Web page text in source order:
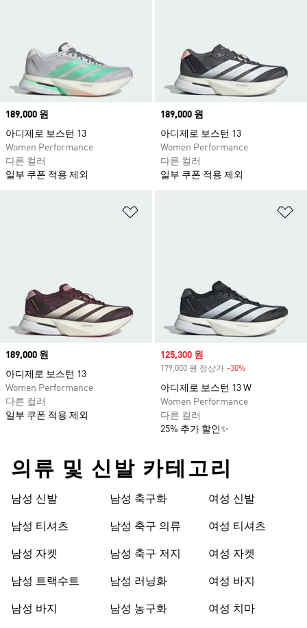
Price
189,000 원
아디제로 보스턴 13
Women Performance
다른 컬러
일부 쿠폰 적용 제외
Price
189,000 원
아디제로 보스턴 13
Women Performance
다른 컬러
일부 쿠폰 적용 제외
Price
189,000 원
아디제로 보스턴 13
Women Performance
다른 컬러
일부 쿠폰 적용 제외
Sale price
125,300 원
179,000 원 정상가 -30%
아디제로 보스턴 13 W
Women Performance
다른 컬러
25% 추가 할인✨
의류 및 신발 카테고리
남성 신발
남성 티셔츠
남성 자켓
남성 트랙수트
남성 바지
남성 축구화
남성 축구 의류
남성 축구 저지
남성 러닝화
남성 농구화
여성 신발
여성 티셔츠
여성 자켓
여성 바지
여성 치마